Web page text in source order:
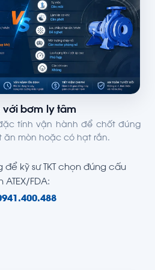
với bơm ly tâm
tính vận hành để chốt đúng
ăn mòn hoặc có hạt rắn.
kỹ sư TKT chọn đúng cấu
FDA: